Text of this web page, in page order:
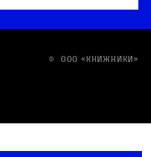
© OOO «КНИЖНИКИ»
персональных